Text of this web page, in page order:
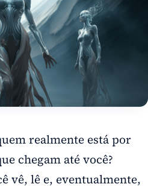
realmente está por
chegam até você?
vê, lê e, eventualmente,